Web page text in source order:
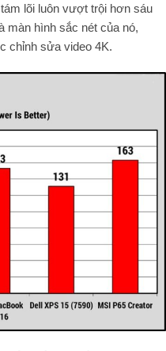
lõi luôn vượt trội hơn sáu
màn hình sắc nét của nó,
chỉnh sửa video 4K.